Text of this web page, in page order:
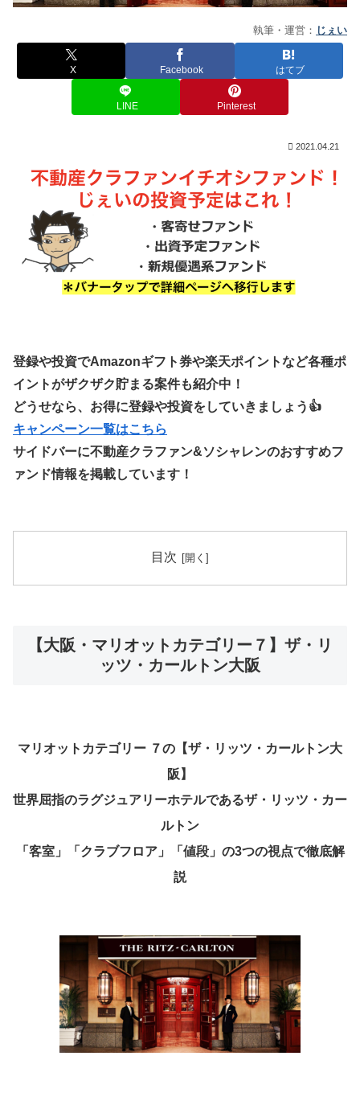
執筆・運営： じぇい
X Facebook はてブ
LINE Pinterest
2021.04.21
登録や投資でAmazonギフト券や楽天ポイントなど各種ポ
イントがザクザク貯まる案件も紹介中！
どうせなら、お得に登録や投資をしていきましょう👍
キャンペーン一覧はこちら
サイドバーに不動産クラファン&ソシャレンのおすすめフ
ァンド情報を掲載しています！
目次
【大阪・マリオットカテゴリー７】ザ・リ
ッツ・カールトン大阪
マリオットカテゴリー ７の【ザ・リッツ・カールトン大
阪】
世界屈指のラグジュアリーホテルであるザ・リッツ・カー
ルトン
「客室」「クラブフロア」「値段」の3つの視点で徹底解
説